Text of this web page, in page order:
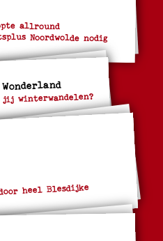
allround
nodig
jij winterwandelen?
heel Blesdijke